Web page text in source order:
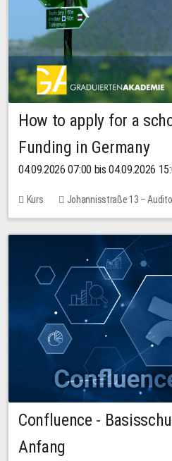
How to apply for a
Funding in Germany
04.09.2026 07:00 bis 04.09.2026
Kurs Johannisstraße 13 –
10,00 EUR
Confluence -
Anfang